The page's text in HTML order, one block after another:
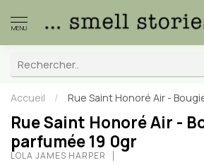
MENU
Accueil / Rue Saint Honoré Air -
Rue Saint Honoré Air -
parfumée 19 0gr
LOLA JAMES HARPER